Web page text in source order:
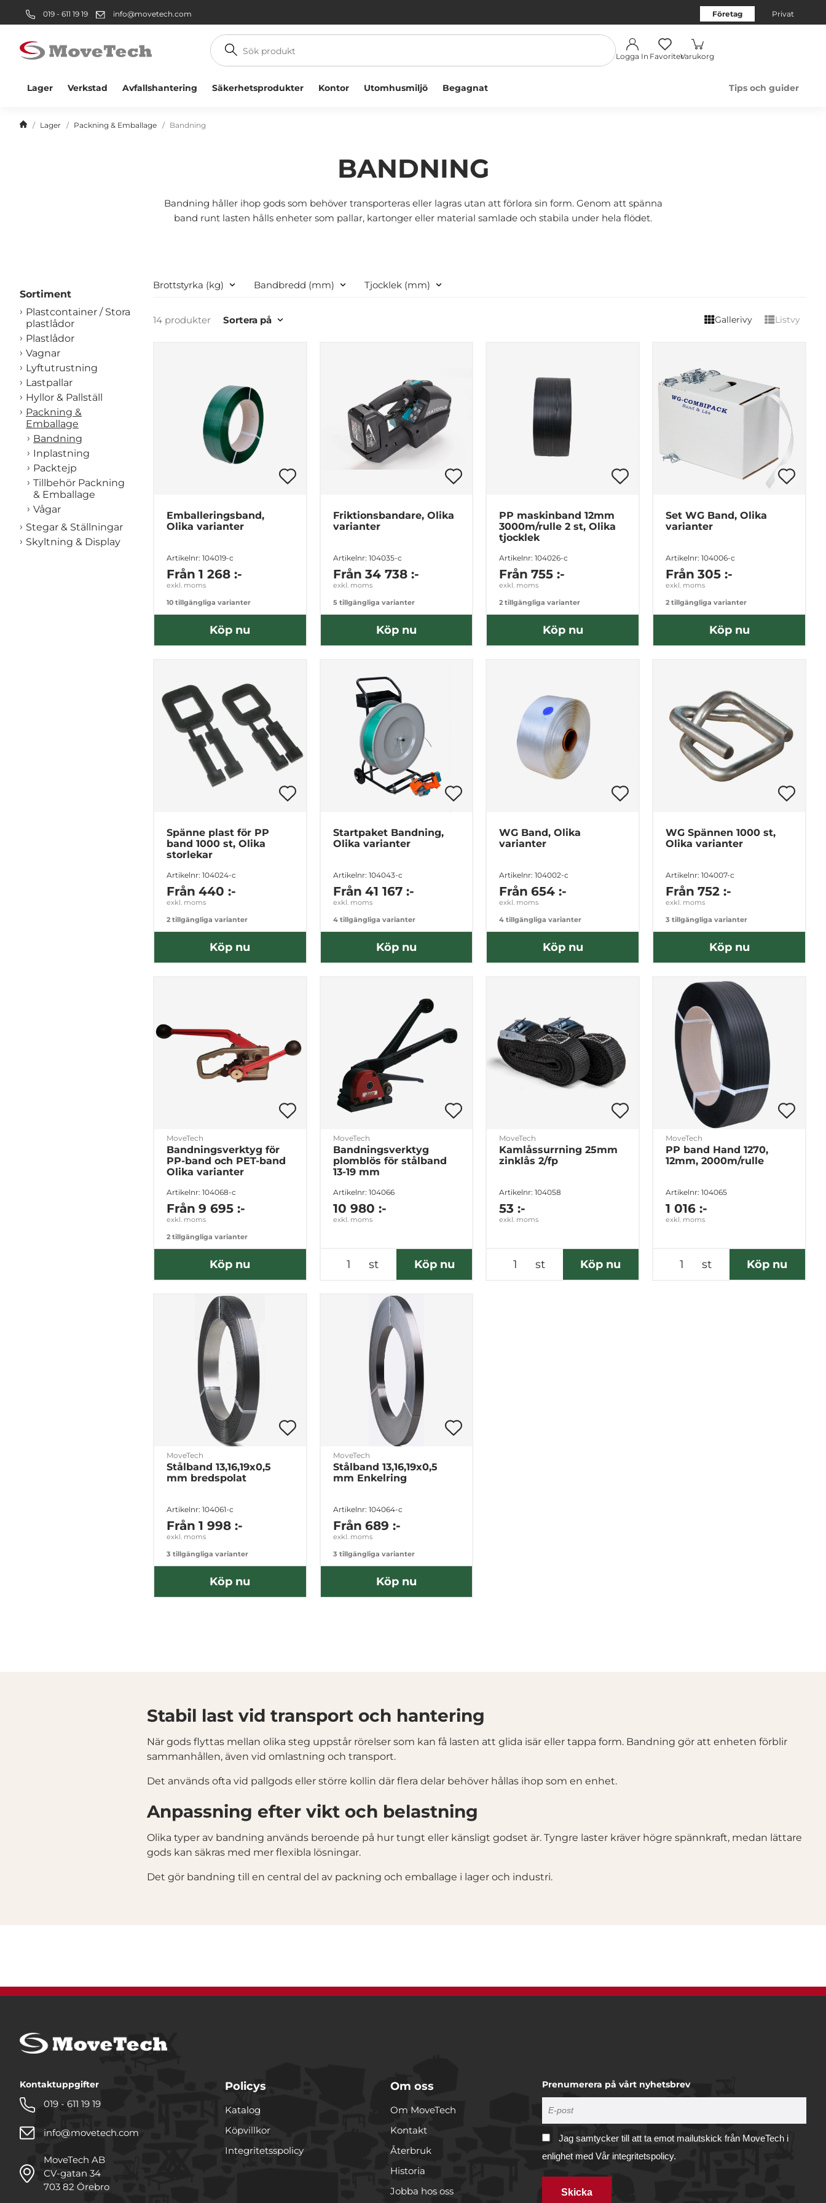
019 - 611 19 19 info@movetech.com Företag Privat
Sök
produkt
Logga In FavoriterVarukorg
Lager Verkstad Avfallshantering Säkerhetsprodukter Kontor Utomhusmiljö Begagnat Tips och guider
Lager Packning & Emballage Bandning
BANDNING
Bandning håller ihop gods som behöver transporteras eller lagras utan att förlora sin form. Genom att spänna
band runt lasten hålls enheter som pallar, kartonger eller material samlade och stabila under hela flödet.
Sortiment
Plastcontainer / Stora
plastlådor
Plastlådor
Vagnar
Lyftutrustning
Lastpallar
Hyllor & Pallställ
Packning &
Emballage
Bandning
Inplastning
Packtejp
Tillbehör Packning
& Emballage
Vågar
Stegar & Ställningar
Skyltning & Display
Brottstyrka (kg) Bandbredd (mm) Tjocklek (mm)
14 produkter Sortera på Gallerivy Listvy
Emballeringsband,
Olika varianter
Artikelnr: 104019-c
Från 1 268 :-
exkl. moms
10 tillgängliga varianter
Köp nu
Friktionsbandare, Olika
varianter
Artikelnr: 104035-c
Från 34 738 :-
exkl. moms
5 tillgängliga varianter
Köp nu
PP maskinband 12mm
3000m/rulle 2 st, Olika
tjocklek
Artikelnr: 104026-c
Från 755 :-
exkl. moms
2 tillgängliga varianter
Köp nu
Set WG Band, Olika
varianter
Artikelnr: 104006-c
Från 305 :-
exkl. moms
2 tillgängliga varianter
Köp nu
Spänne plast för PP
band 1000 st, Olika
storlekar
Artikelnr: 104024-c
Från 440 :-
exkl. moms
2 tillgängliga varianter
Köp nu
Startpaket Bandning,
Olika varianter
Artikelnr: 104043-c
Från 41 167 :-
exkl. moms
4 tillgängliga varianter
Köp nu
WG Band, Olika
varianter
Artikelnr: 104002-c
Från 654 :-
exkl. moms
4 tillgängliga varianter
Köp nu
WG Spännen 1000 st,
Olika varianter
Artikelnr: 104007-c
Från 752 :-
exkl. moms
3 tillgängliga varianter
Köp nu
MoveTech
Bandningsverktyg för
PP-band och PET-band
Olika varianter
Artikelnr: 104068-c
Från 9 695 :-
exkl. moms
2 tillgängliga varianter
Köp nu
MoveTech
Bandningsverktyg
plomblös för stålband
13-19 mm
Artikelnr: 104066
10 980 :-
exkl. moms
st Köp nu
MoveTech
Kamlåssurrning 25mm
zinklås 2/fp
Artikelnr: 104058
53 :-
exkl. moms
st Köp nu
MoveTech
PP band Hand 1270,
12mm, 2000m/rulle
Artikelnr: 104065
1 016 :-
exkl. moms
st Köp nu
MoveTech
Stålband 13,16,19x0,5
mm bredspolat
Artikelnr: 104061-c
Från 1 998 :-
exkl. moms
3 tillgängliga varianter
Köp nu
MoveTech
Stålband 13,16,19x0,5
mm Enkelring
Artikelnr: 104064-c
Från 689 :-
exkl. moms
3 tillgängliga varianter
Köp nu
Stabil last vid transport och hantering
När gods flyttas mellan olika steg uppstår rörelser som kan få lasten att glida isär eller tappa form. Bandning gör att enheten förblir
sammanhållen, även vid omlastning och transport.
Det används ofta vid pallgods eller större kollin där flera delar behöver hållas ihop som en enhet.
Anpassning efter vikt och belastning
Olika typer av bandning används beroende på hur tungt eller känsligt godset är. Tyngre laster kräver högre spännkraft, medan lättare
gods kan säkras med mer flexibla lösningar.
Det gör bandning till en central del av packning och emballage i lager och industri.
Kontaktuppgifter
019 - 611 19 19
info@movetech.com
MoveTech AB
CV-gatan 34
703 82 Örebro
Policys
Katalog
Köpvillkor
Integritetsspolicy
Om oss
Om MoveTech
Kontakt
Återbruk
Historia
Jobba hos oss
Prenumerera på vårt nyhetsbrev
Jag samtycker till att ta emot mailutskick från MoveTech i
enlighet med Vår integritetspolicy.
Skicka
Välkommen! Välj hur du vill handla:
Företag